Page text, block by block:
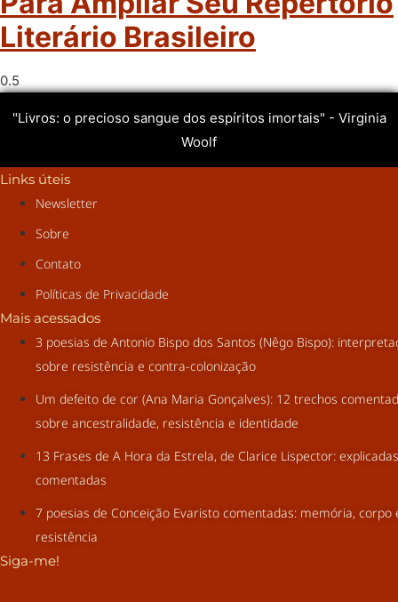
Literário Brasileiro
"Livros: o precioso sangue dos espíritos imortais" - Virginia
Woolf
Links úteis
Newsletter
Sobre
Contato
Políticas de Privacidade
Mais acessados
3 poesias de Antonio Bispo dos Santos (Nêgo Bispo):
sobre resistência e contra-colonização
Um defeito de cor (Ana Maria Gonçalves): 12 trechos
sobre ancestralidade, resistência e identidade
13 Frases de A Hora da Estrela, de Clarice Lispector:
comentadas
7 poesias de Conceição Evaristo comentadas: memória, corpo
resistência
Siga-me!